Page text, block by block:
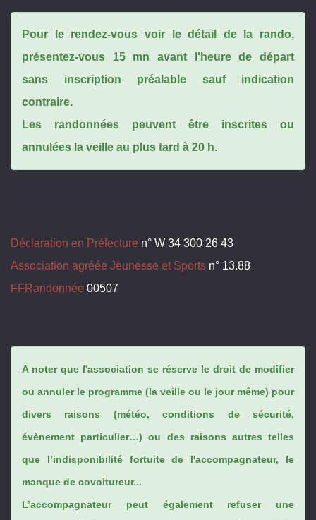
Pour le rendez-vous voir le détail de la rando,
présentez-vous 15 mn avant l'heure de départ
sans inscription préalable sauf indication
contraire.
Les randonnées peuvent être inscrites ou
annulées la veille au plus tard à 20 h.
Déclaration en Préfecture n° W 34 300 26 43
Association agréée Jeunesse et Sports n° 13.88
FFRandonnée 00507
A noter que l'association se réserve le droit de modifier
ou annuler le programme (la veille ou le jour même) pour
divers raisons (météo, conditions de sécurité,
évènement particulier…) ou des raisons autres telles
que l’indisponibilité fortuite de l'accompagnateur, le
manque de covoitureur...
L’accompagnateur peut également refuser une